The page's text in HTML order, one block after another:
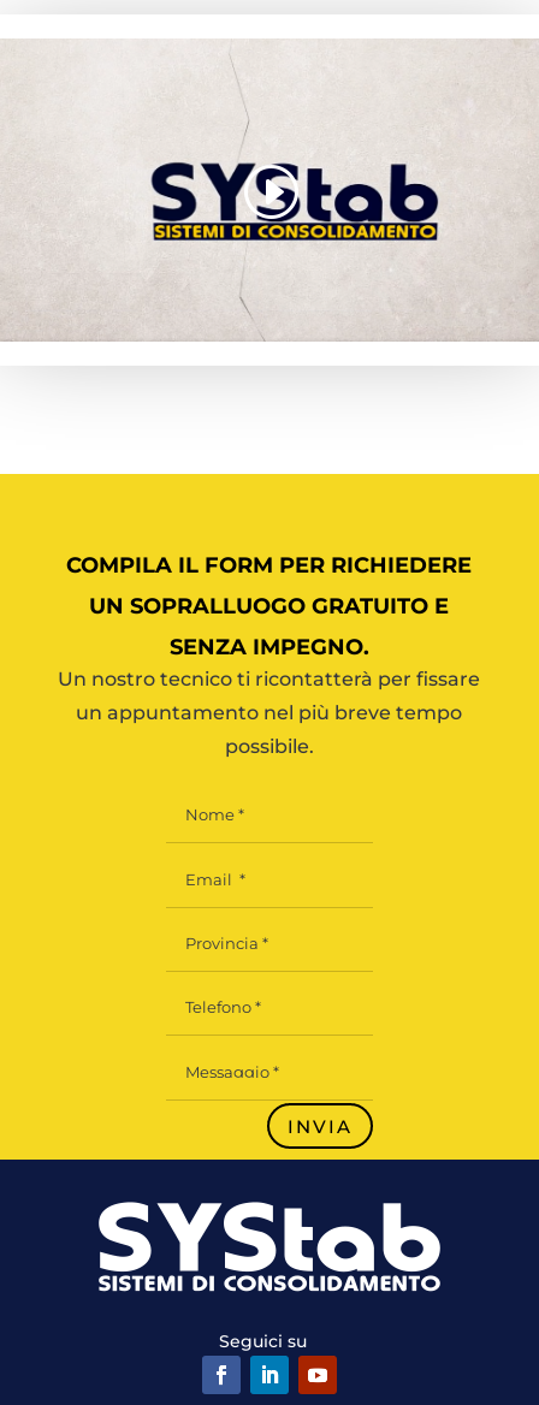
COMPILA IL FORM PER RICHIEDERE
UN SOPRALLUOGO GRATUITO E
SENZA IMPEGNO.
Un nostro tecnico ti ricontatterà per fissare
un appuntamento nel più breve tempo
possibile.
INVIA
Seguici su